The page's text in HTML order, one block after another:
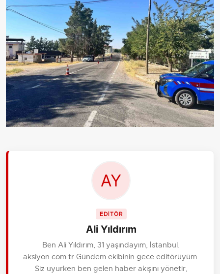
EDİTÖR
Ali Yıldırım
Ben Ali Yıldırım, 31 yaşındayım, İstanbul.
aksiyon.com.tr Gündem ekibinin gece editörüyüm.
Siz uyurken ben gelen haber akışını yönetir,